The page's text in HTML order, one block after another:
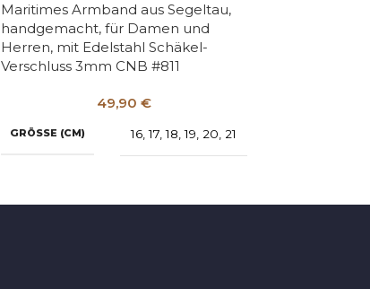
Maritimes Armband aus Segeltau,
handgemacht, für Damen und
Herren, mit Edelstahl Schäkel-
Verschluss 3mm CNB #811
49,90 €
GRÖSSE (CM) 16,17,18,19, 20, 21